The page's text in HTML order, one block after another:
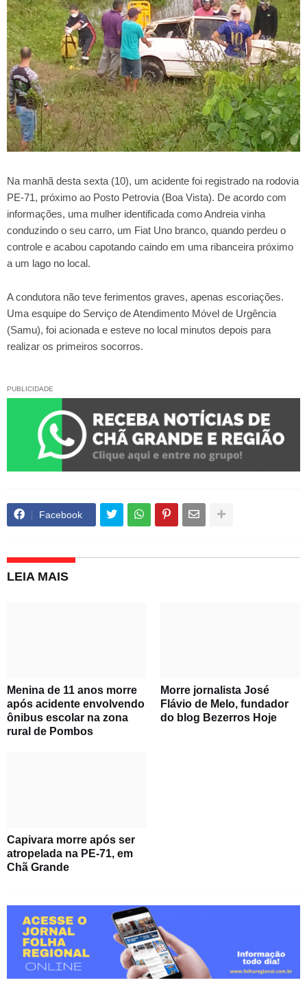
Na manhã desta sexta (10), um acidente foi registrado na rodovia
PE-71, próximo ao Posto Petrovia (Boa Vista). De acordo com
informações, uma mulher identificada como Andreia vinha
conduzindo o seu carro, um Fiat Uno branco, quando perdeu o
controle e acabou capotando caindo em uma ribanceira próximo
a um lago no local.
A condutora não teve ferimentos graves, apenas escoriações.
Uma esquipe do Serviço de Atendimento Móvel de Urgência
(Samu), foi acionada e esteve no local minutos depois para
realizar os primeiros socorros.
PUBLICIDADE
Facebook
LEIA MAIS
Menina de 11 anos morre
após acidente envolvendo
ônibus escolar na zona
rural de Pombos
Morre jornalista José
Flávio de Melo, fundador
do blog Bezerros Hoje
Capivara morre após ser
atropelada na PE-71, em
Chã Grande